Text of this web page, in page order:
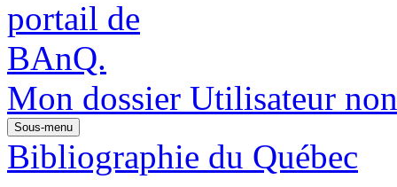
Mon dossier Utilisateur
Sous-menu
Bibliographie du Québec